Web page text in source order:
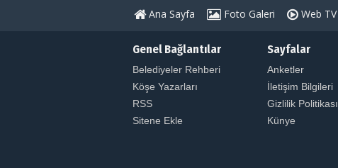
Ana Sayfa Foto Galeri Web TV
Genel Bağlantılar
Belediyeler Rehberi
Köşe Yazarları
RSS
Sitene Ekle
Sayfalar
Anketler
İletişim Bilgileri
Gizlilik Politikası
Künye